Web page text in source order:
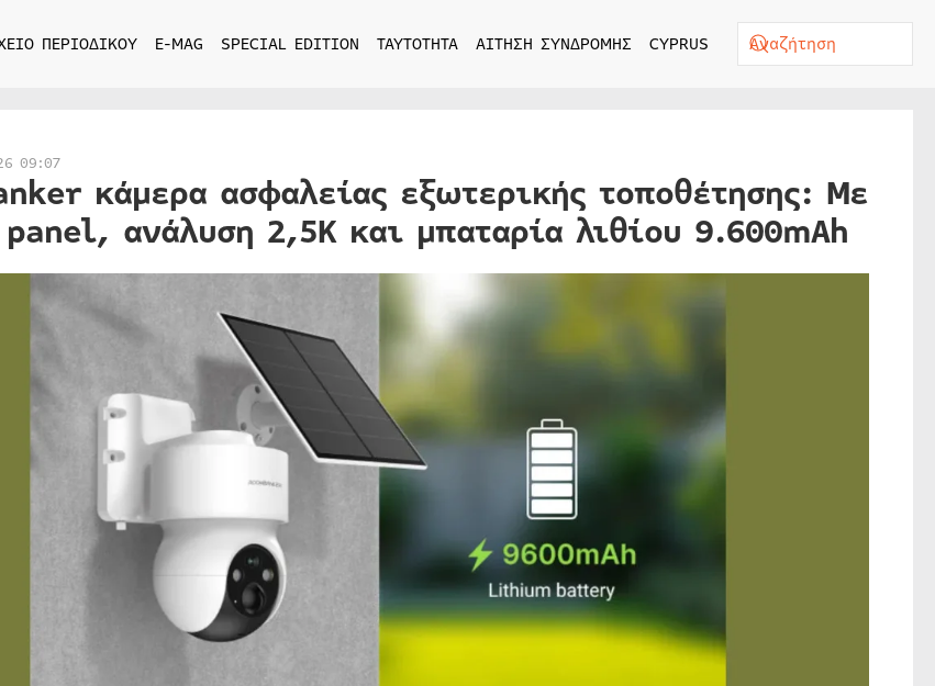
ΠΕΡΙΟΔΙΚΟΥ E-MAG SPECIAL EDITION ΤΑΥΤΟΤΗΤΑ ΑΙΤΗΣΗ ΣΥΝΔΡΟΜΗΣ CYPRUS
09:07
κάμερα ασφαλείας εξωτερικής τοποθέτησης: Με
panel, ανάλυση 2,5K και μπαταρία λιθίου 9.600mAh